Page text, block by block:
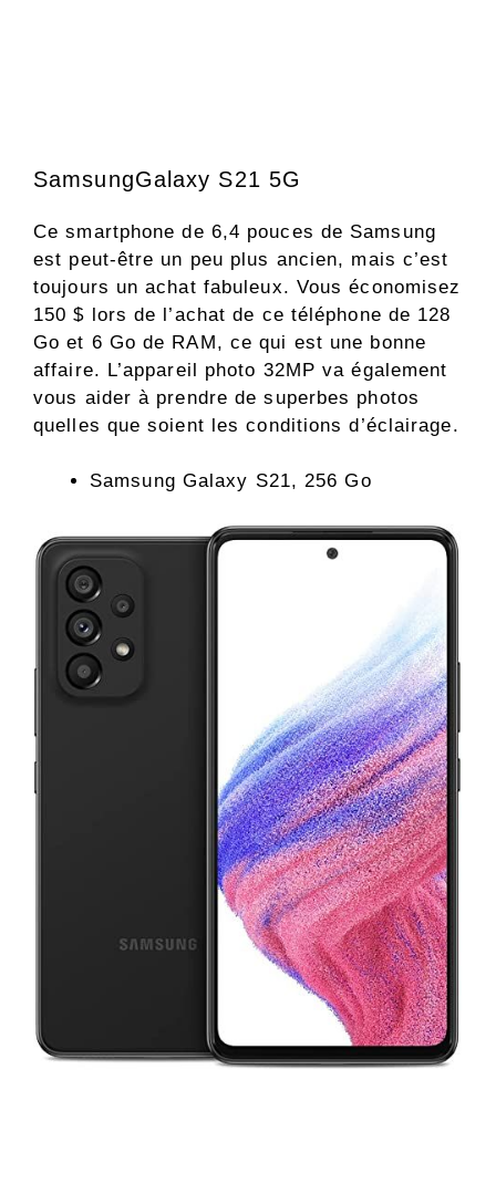
SamsungGalaxy S21 5G
Ce smartphone de 6,4 pouces de Samsung
est peut-être un peu plus ancien, mais c’est
toujours un achat fabuleux. Vous économisez
150 $ lors de l’achat de ce téléphone de 128
Go et 6 Go de RAM, ce qui est une bonne
affaire. L’appareil photo 32MP va également
vous aider à prendre de superbes photos
quelles que soient les conditions d’éclairage.
Samsung Galaxy S21, 256 Go